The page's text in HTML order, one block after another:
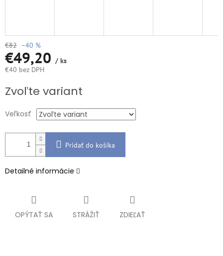
€82 –40 %
€49,20 / ks
€40 bez DPH
cena:
Zvoľte variant
Veľkosť
Pridať do košíka
Detailné informácie
OPÝTAŤ SA STRÁŽIŤ ZDIEĽAŤ